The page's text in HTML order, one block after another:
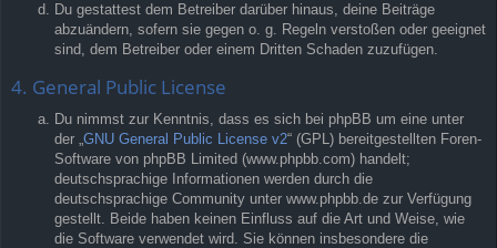
Du gestattest dem Betreiber darüber hinaus, deine Beiträge
abzuändern, sofern sie gegen o. g. Regeln verstoßen oder geeignet
sind, dem Betreiber oder einem Dritten Schaden zuzufügen.
4. General Public License
Du nimmst zur Kenntnis, dass es sich bei phpBB um eine unter
der „ GNU General Public License v2“ (GPL) bereitgestellten Foren-
Software von phpBB Limited (www.phpbb.com) handelt;
deutschsprachige Informationen werden durch die
deutschsprachige Community unter www.phpbb.de zur Verfügung
gestellt. Beide haben keinen Einfluss auf die Art und Weise, wie
die Software verwendet wird. Sie können insbesondere die